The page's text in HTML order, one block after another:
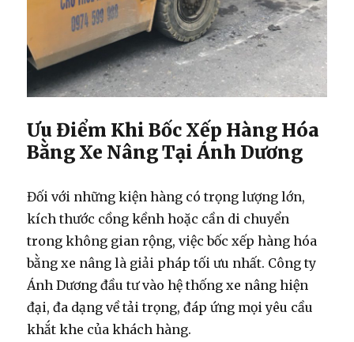
Ưu Điểm Khi Bốc Xếp Hàng Hóa
Bằng Xe Nâng Tại Ánh Dương
Đối với những kiện hàng có trọng lượng lớn,
kích thước cồng kềnh hoặc cần di chuyển
trong không gian rộng, việcbốc xếp hàng hóa
bằng xe nâng là giải pháp tối ưu nhất. Công ty
Ánh Dương đầu tư vào hệ thống xe nâng hiện
đại, đa dạng về tải trọng, đáp ứng mọi yêu cầu
khắt khe của khách hàng.